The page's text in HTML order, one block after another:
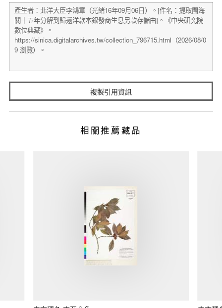
複製引用資訊
相關推薦藏品